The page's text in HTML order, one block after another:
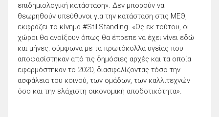
επιδημιολογική κατάσταση». Δεν μπορούν να
θεωρηθούν υπεύθυνοι για την κατάσταση στις ΜΕΘ,
εκφράζει το κίνημα #StillStanding. «Ως εκ τούτου, οι
χώροι θα ανοίξουν όπως θα έπρεπε να έχει γίνει εδώ
και μήνες: σύμφωνα με τα πρωτόκολλα υγείας που
αποφασίστηκαν από τις δημόσιες αρχές και τα οποία
εφαρμόστηκαν το 2020, διασφαλίζοντας τόσο την
ασφάλεια του κοινού, των ομάδων, των καλλιτεχνών
όσο και την ελάχιστη οικονομική αποδοτικότητα».